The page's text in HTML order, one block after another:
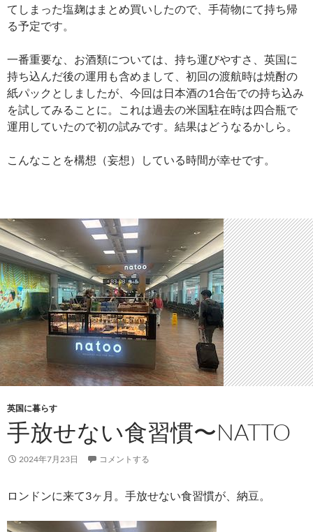
てしまった塩麹はまとめ買いしたので、手荷物にて持ち帰
る予定です。
一番重要な、お酒類については、持ち運びやすさ、英国に
持ち込んだ後の運用も含めまして、初回の渡航時は焼酎の
紙パックとしましたが、今回は日本酒の1合缶での持ち込み
を試してみることに。これは過去の米国駐在時は四合瓶で
運用していたので初の試みです。結果はどうなるかしら。
こんなことを構想（妄想）している時間が幸せです。
英国に暮らす
手放せない食習慣〜NATTO
2024年7月23日 コメントする
ロンドンに来て3ヶ月。手放せない食習慣が、納豆。